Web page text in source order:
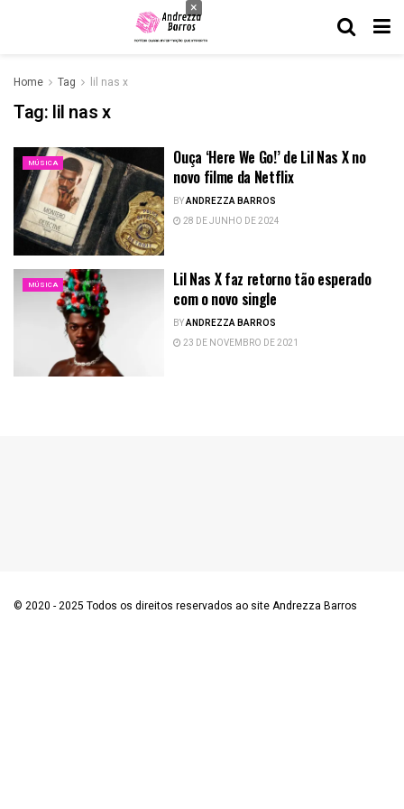
Home Tag lil nas x
Tag: lil nas x
MÚSICA
Ouça ‘Here We Go!’ de Lil Nas X no
novo filme da Netflix
BYANDREZZA BARROS
28 DE JUNHO DE 2024
MÚSICA
Lil Nas X faz retorno tão esperado
com o novo single
BYANDREZZA BARROS
23 DE NOVEMBRO DE 2021
© 2020 - 2025 Todos os direitos reservados ao site Andrezza Barros
×